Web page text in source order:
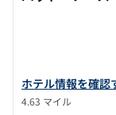
ホームウッド・ス
ホテル情報を確認
4.63 マイル